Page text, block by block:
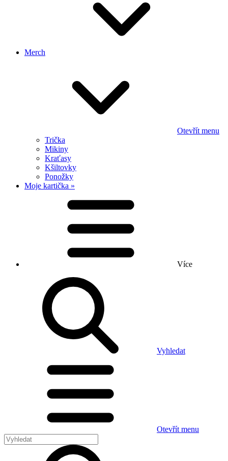
Merch
Otevřít menu
Trička
Mikiny
Kraťasy
Kšiltovky
Ponožky
Moje kartička »
Více
Vyhledat
Otevřít menu